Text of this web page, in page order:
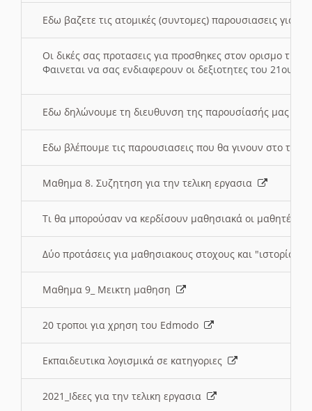
Εδω βαζετε τις ατομικές (συντομες) παρουσιασεις για
Οι δικές σας προτασεις για προσθηκες στον ορισμο
Φαινεται να σας ενδιαφερουν οι δεξιοτητες του 21ου
Εδω δηλώνουμε τη διευθυνση της παρουσίασής μας
Εδω βλέπουμε τις παρουσιασεις που θα γινουν στο
Μαθημα 8. Συζητηση για την τελικη εργασια
Τι θα μπορούσαν να κερδίσουν μαθησιακά οι μαθητές/
Δύο προτάσεις για μαθησιακους στοχους και "ιστορία"
Μαθημα 9_ Μεικτη μαθηση
20 τροποι για χρηση του Edmodo
Εκπαιδευτικα λογισμικά σε κατηγοριες
2021_Ιδεες για την τελικη εργασια